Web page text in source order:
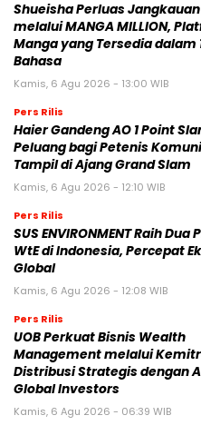
Shueisha Perluas
melalui MANGA MILLION,
Manga yang Tersedia dalam
Bahasa
Kamis, 6 Agu 2026 - 13:00 WIB
Pers Rilis
Haier Gandeng AO 1 Point
Peluang bagi Petenis
Tampil di Ajang Grand Slam
Kamis, 6 Agu 2026 - 12:10 WIB
Pers Rilis
SUS ENVIRONMENT Raih Dua
WtE di Indonesia, Percepat
Global
Kamis, 6 Agu 2026 - 12:08 WIB
Pers Rilis
UOB Perkuat Bisnis Wealth
Management melalui
Distribusi Strategis dengan
Global Investors
Kamis, 6 Agu 2026 - 06:39 WIB